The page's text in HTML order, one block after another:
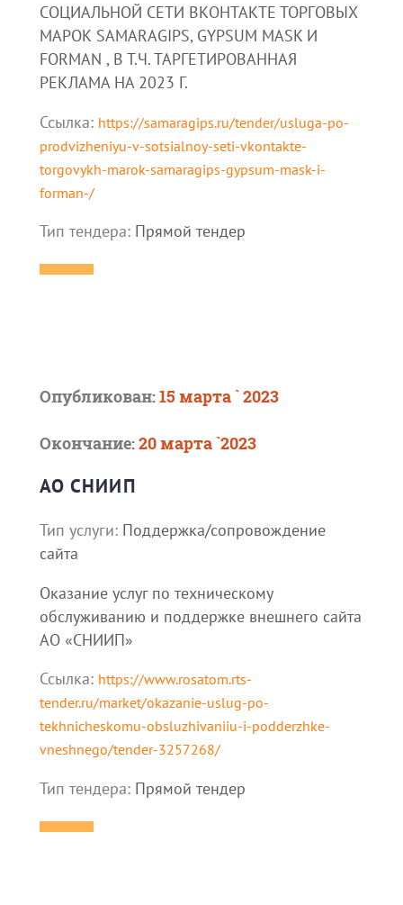
СОЦИАЛЬНОЙ СЕТИ ВКОНТАКТЕ ТОРГОВЫХ
МАРОК SAMARAGIPS, GYPSUM MASK И
FORMAN , В Т.Ч. ТАРГЕТИРОВАННАЯ
РЕКЛАМА НА 2023 Г.
Ссылка: https://samaragips.ru/tender/usluga-po-
prodvizheniyu-v-sotsialnoy-seti-vkontakte-
torgovykh-marok-samaragips-gypsum-mask-i-
forman-/
Тип тендера: Прямой тендер
Опубликован:15 марта ` 2023
Окончание:20 марта `2023
АО СНИИП
Тип услуги: Поддержка/сопровождение
сайта
Оказание услуг по техническому
обслуживанию и поддержке внешнего сайта
АО «СНИИП»
Ссылка: https://www.rosatom.rts-
tender.ru/market/okazanie-uslug-po-
tekhnicheskomu-obsluzhivaniiu-i-podderzhke-
vneshnego/tender-3257268/
Тип тендера: Прямой тендер